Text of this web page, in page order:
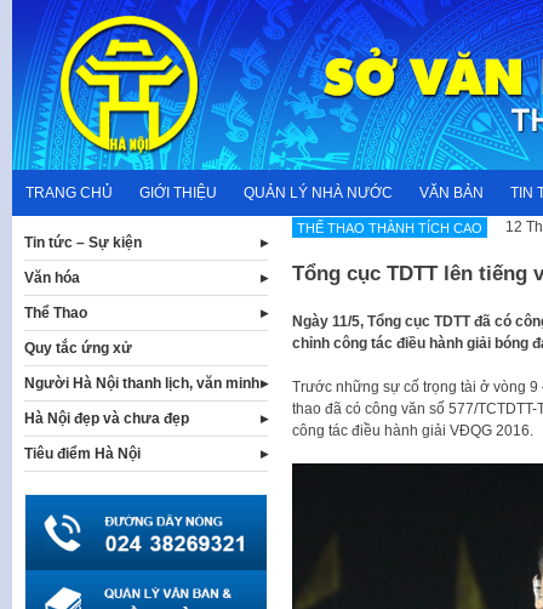
content
TRANG CHỦ GIỚI THIỆU QUẢN LÝ NHÀ NƯỚC VĂN BẢN TIN
THẾ THAO THÀNH TÍCH CAO 12
Tổng cục TDTT lên tiếng
Ngày 11/5, Tổng cục TDTT đã có
chỉnh công tác điều hành giải bóng
Trước những sự cố trọng tài ở vòng 9
thao đã có công văn số 577/
công tác điều hành giải VĐQG 2016.
Tin tức – Sự kiện
Văn hóa
Thể Thao
Quy tắc ứng xử
Người Hà Nội thanh lịch, văn minh
Hà Nội đẹp và chưa đẹp
Tiêu điểm Hà Nội